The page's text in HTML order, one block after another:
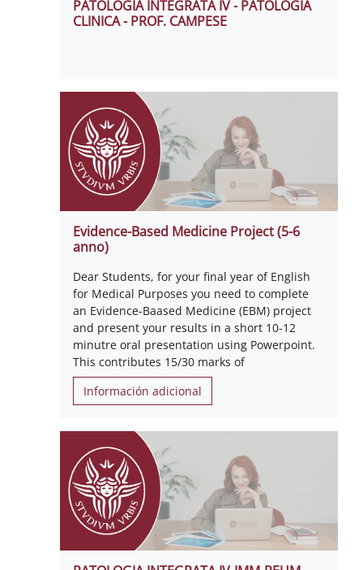
PATOLOGIA INTEGRATA IV - PATOLOGIA
CLINICA - PROF. CAMPESE
Evidence-Based Medicine Project (5-6
anno)
Dear Students, for your final year of English
for Medical Purposes you need to complete
an Evidence-Baased Medicine (EBM) project
and present your results in a short 10-12
minutre oral presentation using Powerpoint.
This contributes 15/30 marks of
Información adicional